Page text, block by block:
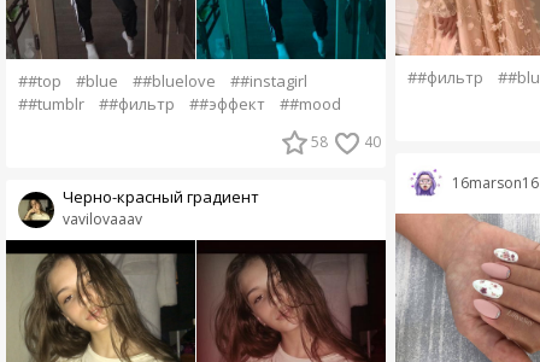
##top #blue ##bluelove
##instagirl
##tumblr
##фильтр ##эффект ##mood
58 40
vavilovaaav
Черно-красный градиент
##фильтр
16marson16